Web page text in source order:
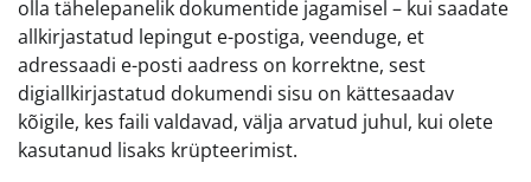
olla tähelepanelik dokumentide jagamisel – kui saadate
allkirjastatud lepingut e-postiga, veenduge, et
adressaadi e-posti aadress on korrektne, sest
digiallkirjastatud dokumendi sisu on kättesaadav
kõigile, kes faili valdavad, välja arvatud juhul, kui olete
kasutanud lisaks krüpteerimist.